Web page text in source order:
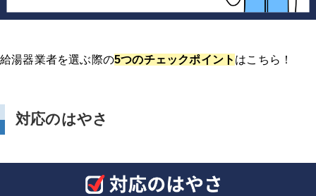
給湯器業者を選ぶ際の5つのチェックポイント はこちら！
対応のはやさ